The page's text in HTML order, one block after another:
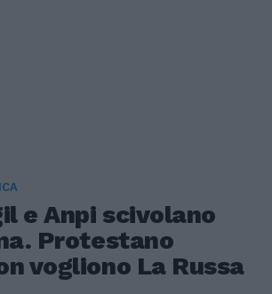
e Anpi scivolano
Protestano
vogliono La Russa